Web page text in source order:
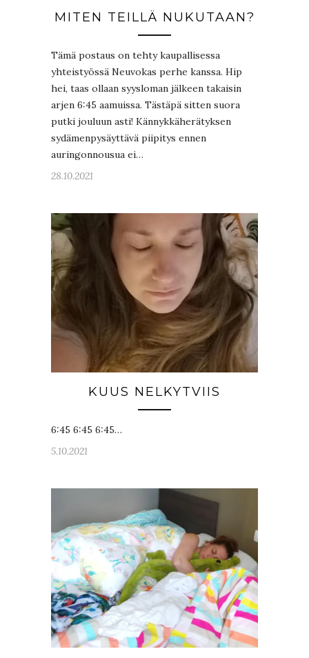
MITEN TEILLÄ NUKUTAAN?
Tämä postaus on tehty kaupallisessa
yhteistyössä Neuvokas perhe kanssa. Hip
hei, taas ollaan syysloman jälkeen takaisin
arjen 6:45 aamuissa. Tästäpä sitten suora
putki jouluun asti! Kännykkäherätyksen
sydämenpysäyttävä piipitys ennen
auringonnousua ei…
28.10.2021
KUUS NELKYTVIIS
6:45 6:45 6:45…
5.10.2021